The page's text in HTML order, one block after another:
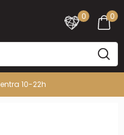
0
0
10-22h